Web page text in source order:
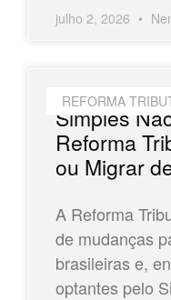
julho 2, 2026
REFORMA
Simples
Reforma
ou Migrar
A Reforma
de mudanças
brasileiras e,
optantes pelo